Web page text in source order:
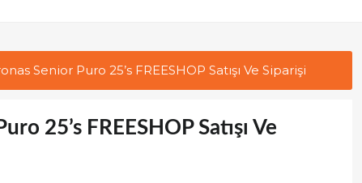
Senior Puro 25’s FREESHOP Satışı Ve Siparişi
25’s FREESHOP Satışı Ve